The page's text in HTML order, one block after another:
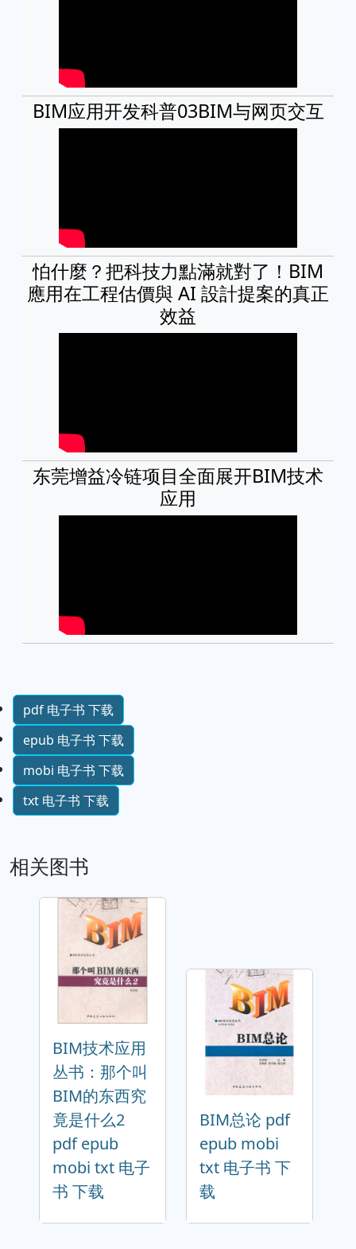
BIM应用开发科普03BIM与网页交互
怕什麼？把科技力點滿就對了！BIM
應用在工程估價與 AI 設計提案的真正
效益
东莞增益冷链项目全面展开BIM技术
应用
pdf 电子书 下载
epub 电子书 下载
mobi 电子书 下载
txt 电子书 下载
相关图书
BIM技术应用
丛书：那个叫
BIM的东西究
竟是什么2
pdf epub
mobi txt 电子
书 下载
BIM总论 pdf
epub mobi
txt 电子书 下
载